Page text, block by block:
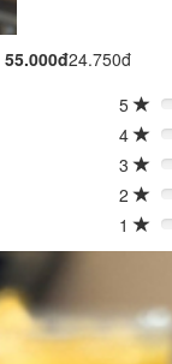
55.000đ24.750đ
5 0%
4
0%
3
0%
2
0%
1
0%